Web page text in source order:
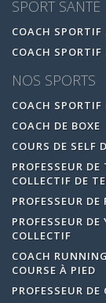
SPORT SANTÉ
COACH
COACH SPORTIF
NOS SPORTS
COACH SPORTIF
COACH DE BOXE
COURS DE SELF
PROFESSEUR
COLLECTIF DE
PROFESSEUR
PROFESSEUR
COLLECTIF
COACH
COURSE À PIED
PROFESSEUR DE